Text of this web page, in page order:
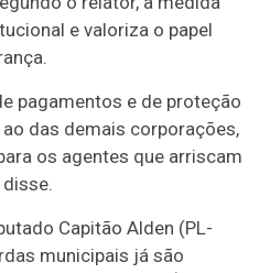
e valoriza o papel
pagamentos e de proteção
das demais corporações,
os agentes que arriscam
Capitão Alden (PL-
municipais já são